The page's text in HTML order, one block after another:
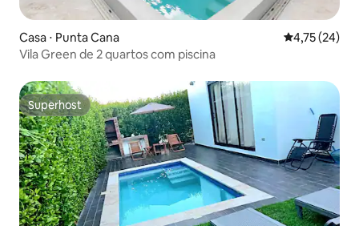
Casa ⋅ Punta Cana 4,75 de uma
4,75 (24)
Vila Green de 2 quartos com piscina
Superhost
Superhost